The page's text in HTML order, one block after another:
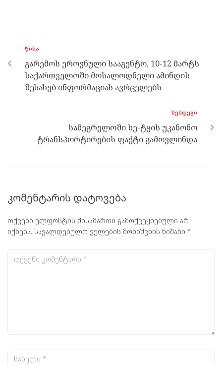
o
o
k
er m p
p
ᲬᲘᲜᲐ
გარემოს ეროვნული სააგენტო, 10-12 მარტს
საქართველოში მოსალოდნელი ამინდის
შესახებ ინფორმაციას ავრცელებს
ᲨᲔᲛᲓᲔᲒᲘ
სამეგრელოში ხე-ტყის უკანონო
ტრანსპორტირების ფაქტი გამოვლინდა
კომენტარის დატოვება
თქვენი ელფოსტის მისამართი გამოქვეყნებული არ
იქნება. სავალდებულო ველების მონიშვნის ნიშანი *